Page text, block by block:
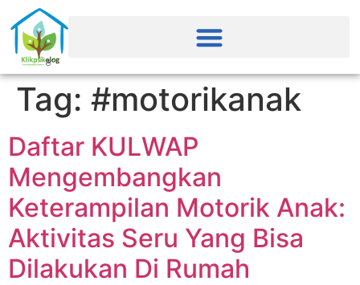
Tag: #motorikanak
Daftar KULWAP
Mengembangkan
Keterampilan Motorik Anak:
Aktivitas Seru Yang Bisa
Dilakukan Di Rumah